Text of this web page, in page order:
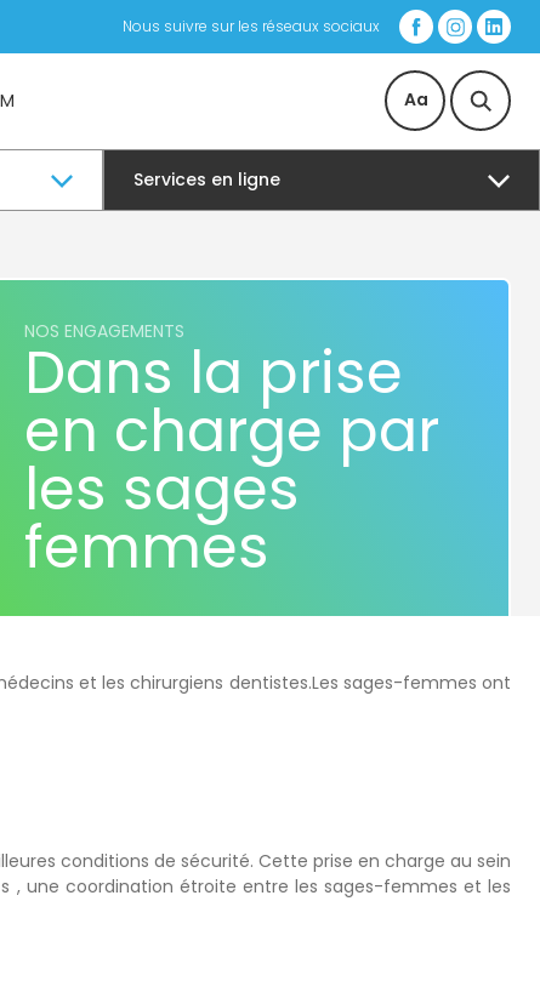
Nous suivre sur les réseaux sociaux
Aa
Services en ligne
NOS ENGAGEMENTS
Dans la prise
en charge par
les sages
femmes
et les chirurgiens dentistes.Les sages-femmes ont
conditions de sécurité. Cette prise en charge au sein
, une coordination étroite entre les sages-femmes et les